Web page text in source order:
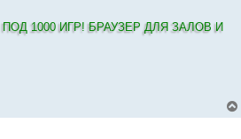
1000 ИГР! БРАУЗЕР ДЛЯ ЗАЛОВ И